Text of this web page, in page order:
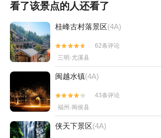
看了该景点的人还看了
桂峰古村落景区(4A)


62条评论
三明·尤溪县
闽越水镇(4A)


43条评论
福州·闽侯县
侠天下景区(4A)